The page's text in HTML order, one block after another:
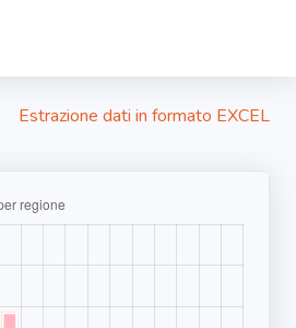
Estrazione dati in formato EXCEL